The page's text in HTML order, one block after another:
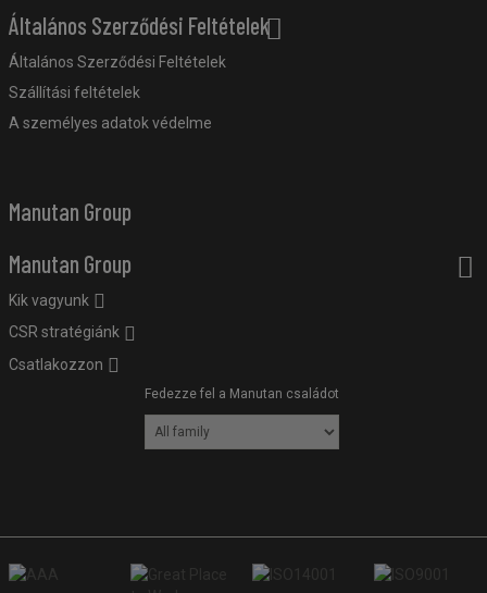
Általános Szerződési Feltételek
Általános Szerződési Feltételek
Szállítási feltételek
A személyes adatok védelme
Manutan Group
Manutan Group
Kik vagyunk
CSR stratégiánk
Csatlakozzon
Fedezze fel a Manutan családot